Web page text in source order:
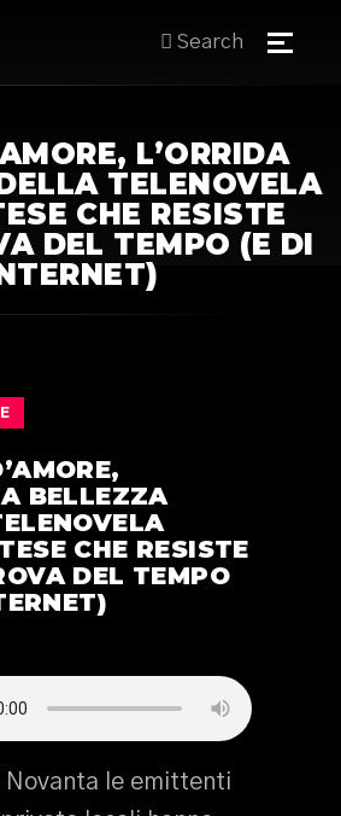
Search
L’ORRIDA
TELENOVELA
CHE RESISTE
DEL TEMPO (E DI
BELLEZZA
CHE RESISTE
DEL TEMPO
Novanta le emittenti